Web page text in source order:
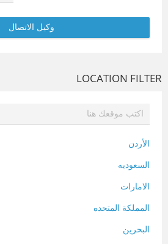
LOCATION FILTER
الأردن
السعوديه
الامارات
المملكة المتحده
البحرين